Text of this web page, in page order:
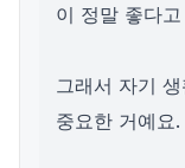
이 정말 좋다
그래서 자기
중요한 거예요.